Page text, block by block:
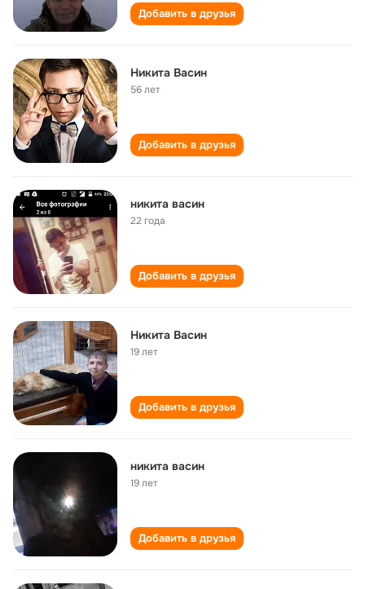
Добавить в друзья
Никита Васин
56 лет
Добавить в друзья
никита васин
22 года
Добавить в друзья
Никита Васин
19 лет
Добавить в друзья
никита васин
19 лет
Добавить в друзья